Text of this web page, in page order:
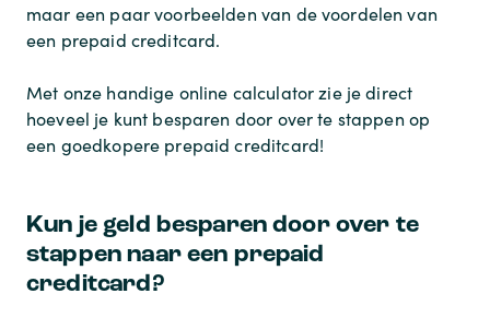
maar een paar voorbeelden van de voordelen van
een prepaid creditcard.
Met onze handige online calculator zie je direct
hoeveel je kunt besparen door over te stappen op
een goedkopere prepaid creditcard!
Kun je geld besparen door over te
stappen naar een prepaid
creditcard?